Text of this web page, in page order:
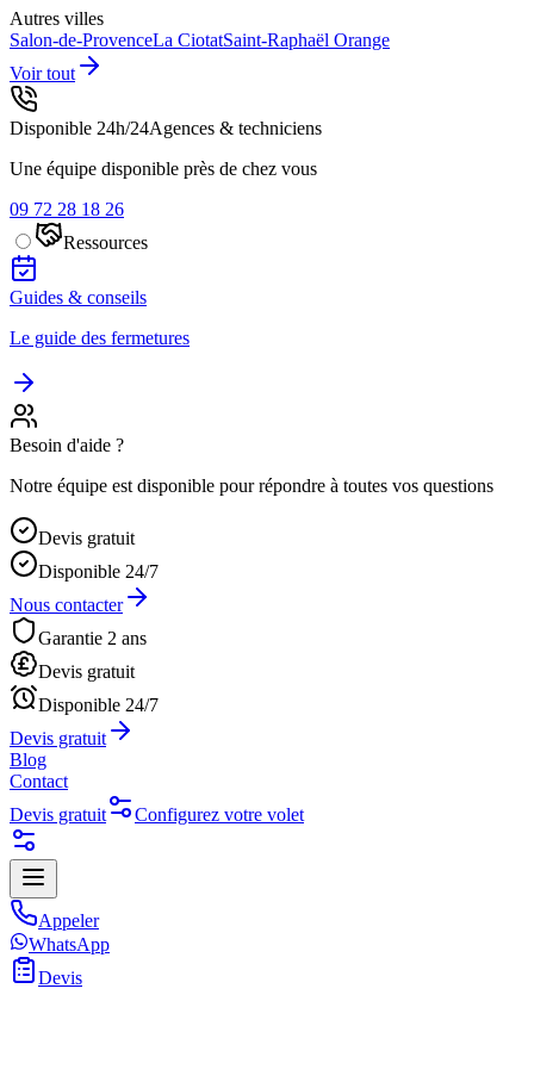
Autres villes
Salon-de-ProvenceLa CiotatSaint-Raphaël Orange
Voir tout
Disponible 24h/24Agences & techniciens
Une équipe disponible près de chez vous
09 72 28 18 26
Ressources
Guides & conseils
Le guide des fermetures
Besoin d'aide ?
Notre équipe est disponible pour répondre à toutes vos questions
Devis gratuit
Disponible 24/7
Nous contacter
Garantie 2 ans
Devis gratuit
Disponible 24/7
Devis gratuit
Blog
Contact
Devis gratuit
Configurez votre volet
Appeler
WhatsApp
Devis